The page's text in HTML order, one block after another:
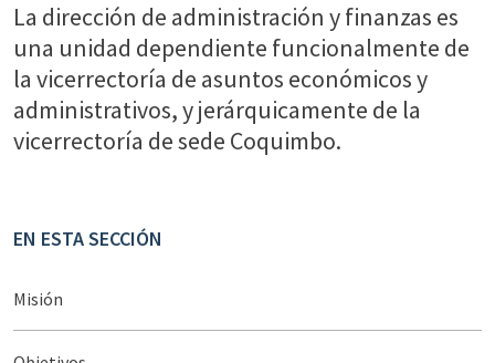
La dirección de administración y finanzas es
una unidad dependiente funcionalmente de
la vicerrectoría de asuntos económicos y
administrativos, y jerárquicamente de la
vicerrectoría de sede Coquimbo.
EN ESTA SECCIÓN
Misión